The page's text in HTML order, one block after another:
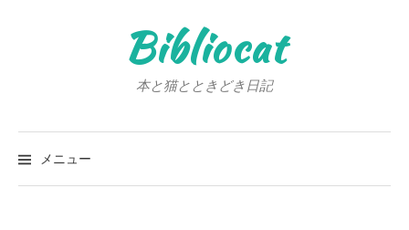
キ
Bibliocat
本と猫とときどき日記
メニュー
検